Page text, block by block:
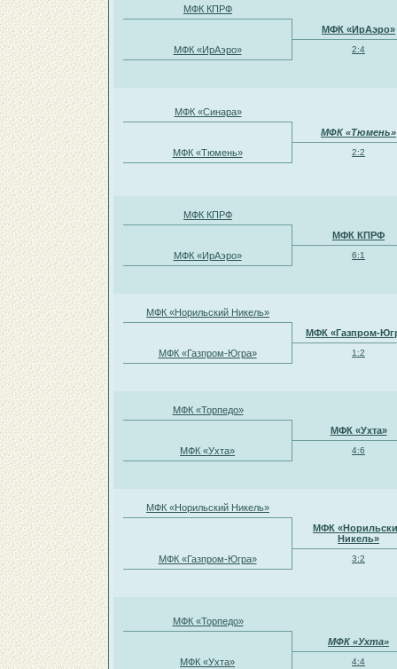
МФК КПРФ
МФК «ИрАэро»
МФК «ИрАэро»
2:4
МФК «Синара»
МФК «Тюмень»
МФК «Тюмень»
2:2
МФК КПРФ
МФК КПРФ
МФК «ИрАэро»
6:1
МФК «Норильский Никель»
МФК «Газпром-
МФК «Газпром-Югра»
1:2
МФК «Торпедо»
МФК «Ухта»
МФК «Ухта»
4:6
МФК «Норильский Никель»
МФК
Никель»
МФК «Газпром-Югра»
3:2
МФК «Торпедо»
МФК «Ухта»
МФК «Ухта»
4:4